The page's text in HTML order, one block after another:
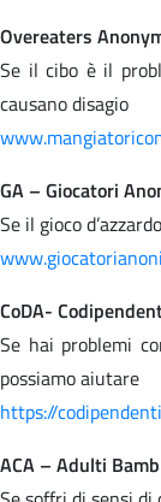
Overeaters
Se il cibo è il
causano disagio
GA – Giocatori
Se il gioco
CoDA-
Se hai problemi
possiamo aiutare
https://
ACA – Adulti